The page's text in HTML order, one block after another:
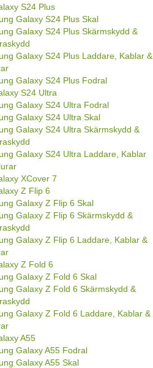
S24 Plus
Galaxy S24 Plus Skal
Galaxy S24 Plus Skärmskydd &
Galaxy S24 Plus Laddare, Kablar &
Galaxy S24 Plus Fodral
S24 Ultra
Galaxy S24 Ultra Fodral
Galaxy S24 Ultra Skal
Galaxy S24 Ultra Skärmskydd &
Galaxy S24 Ultra Laddare, Kablar
XCover 7
Z Flip 6
Galaxy Z Flip 6 Skal
Galaxy Z Flip 6 Skärmskydd &
Galaxy Z Flip 6 Laddare, Kablar &
Z Fold 6
Galaxy Z Fold 6 Skal
Galaxy Z Fold 6 Skärmskydd &
Galaxy Z Fold 6 Laddare, Kablar &
A55
Galaxy A55 Fodral
Galaxy A55 Skal